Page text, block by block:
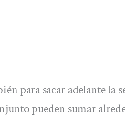
para sacar adelante la
pueden sumar